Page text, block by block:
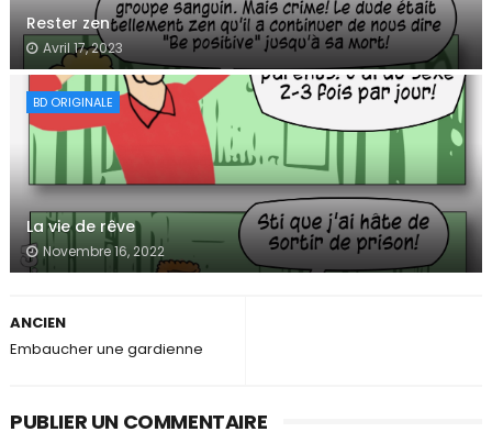
Rester zen
Avril 17, 2023
BD ORIGINALE
La vie de rêve
Novembre 16, 2022
ANCIEN
Embaucher une gardienne
PUBLIER UN COMMENTAIRE